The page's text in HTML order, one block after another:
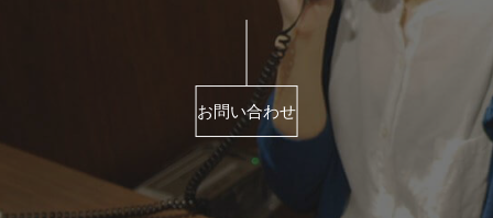
お問い合わせ